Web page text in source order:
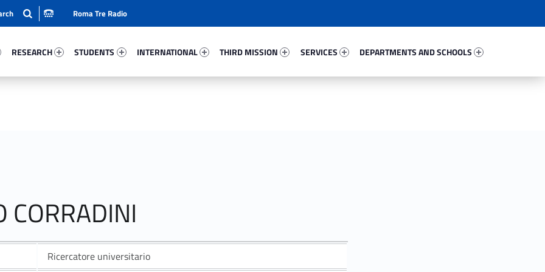
RESEARCH
STUDENTS
INTERNATIONAL
THIRD MISSION
SERVICES
DEPARTMENTS AND SCHOOLS
Roma Tre Radio
Ricercatore universitario